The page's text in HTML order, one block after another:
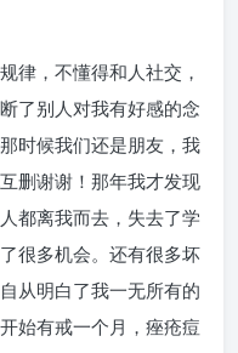
律，不懂得和人社交，
了别人对我有好感的念
时候我们还是朋友，我
删谢谢！那年我才发现
都离我而去，失去了学
很多机会。还有很多坏
从明白了我一无所有的
始有戒一个月，痤疮痘